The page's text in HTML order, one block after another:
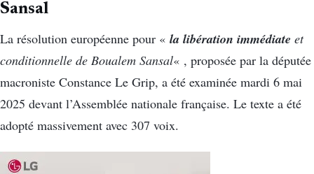
Sansal
La résolution européenne pour « la libération immédiate et
conditionnelle de Boualem Sansal« , proposée par la députée
macroniste Constance Le Grip, a été examinée mardi 6 mai
2025 devant l’Assemblée nationale française. Le texte a été
adopté massivement avec 307 voix.